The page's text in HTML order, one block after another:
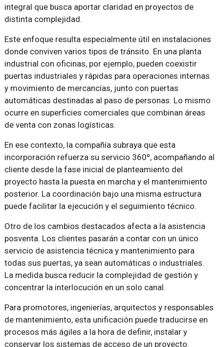
integral que busca aportar claridad en proyectos de
distinta complejidad.
Este enfoque resulta especialmente útil en instalaciones
donde conviven varios tipos de tránsito. En una planta
industrial con oficinas, por ejemplo, pueden coexistir
puertas industriales y rápidas para operaciones internas
y movimiento de mercancías, junto con puertas
automáticas destinadas al paso de personas. Lo mismo
ocurre en superficies comerciales que combinan áreas
de venta con zonas logísticas.
En ese contexto, la compañía subraya que esta
incorporación refuerza su servicio 360º, acompañando al
cliente desde la fase inicial de planteamiento del
proyecto hasta la puesta en marcha y el mantenimiento
posterior. La coordinación bajo una misma estructura
puede facilitar la ejecución y el seguimiento técnico.
Otro de los cambios destacados afecta a la asistencia
posventa. Los clientes pasarán a contar con un único
servicio de asistencia técnica y mantenimiento para
todas sus puertas, ya sean automáticas o industriales.
La medida busca reducir la complejidad de gestión y
concentrar la interlocución en un solo canal.
Para promotores, ingenierías, arquitectos y responsables
de mantenimiento, esta unificación puede traducirse en
procesos más ágiles a la hora de definir, instalar y
conservar los sistemas de acceso de un proyecto.